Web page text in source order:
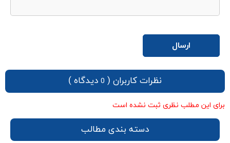
نظرات کاربران ( 0 دیدگاه )
برای این مطلب نظری ثبت نشده است
دسته بندی مطالب